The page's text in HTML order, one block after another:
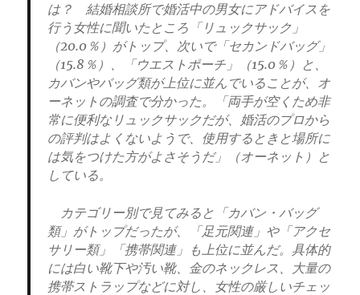
は？ 結婚相談所で婚活中の男女にアドバイスを
行う女性に聞いたところ「リュックサック」
（20.0％）がトップ、次いで「セカンドバッグ」
（15.8％）、「ウエストポーチ」（15.0％）と、
カバンやバッグ類が上位に並んでいることが、オ
ーネットの調査で分かった。「両手が空くため非
常に便利なリュックサックだが、婚活のプロから
の評判はよくないようで、使用するときと場所に
は気をつけた方がよさそうだ」（オーネット）と
している。
カテゴリー別で見てみると「カバン・バッグ
類」がトップだったが、「足元関連」や「アクセ
サリー類」「携帯関連」も上位に並んだ。具体的
には白い靴下や汚い靴、金のネックレス、大量の
携帯ストラップなどに対し、女性の厳しいチェッ